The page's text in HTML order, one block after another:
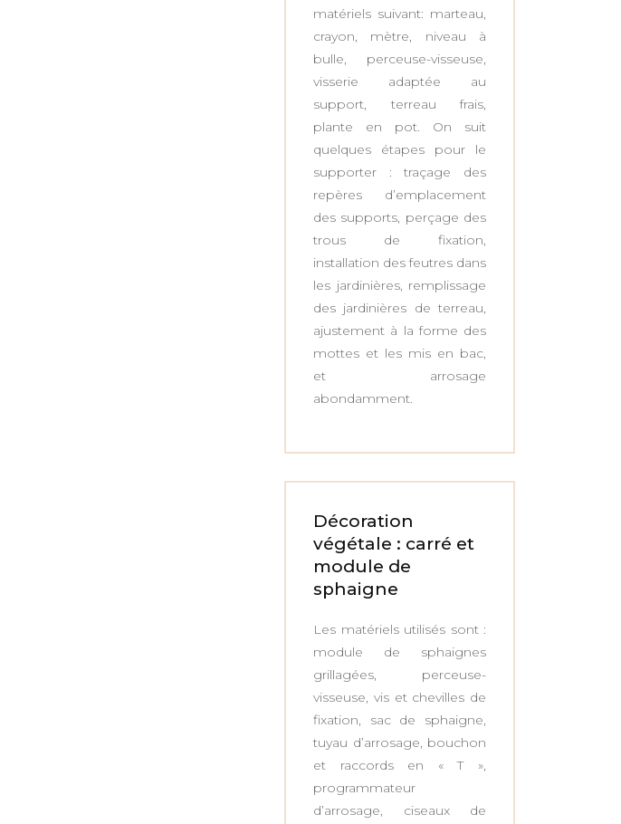
matériels suivant: marteau,
crayon, mètre, niveau à
bulle, perceuse-visseuse,
visserie adaptée au
support, terreau frais,
plante en pot. On suit
quelques étapes pour le
supporter : traçage des
repères d’emplacement
des supports, perçage des
trous de fixation,
installation des feutres dans
les jardinières, remplissage
des jardinières de terreau,
ajustement à la forme des
mottes et les mis en bac,
et arrosage
abondamment.
Décoration
végétale : carré et
module de
sphaigne
Les matériels utilisés sont :
module de sphaignes
grillagées, perceuse-
visseuse, vis et chevilles de
fixation, sac de sphaigne,
tuyau d’arrosage, bouchon
et raccords en « T »,
programmateur
d’arrosage, ciseaux de